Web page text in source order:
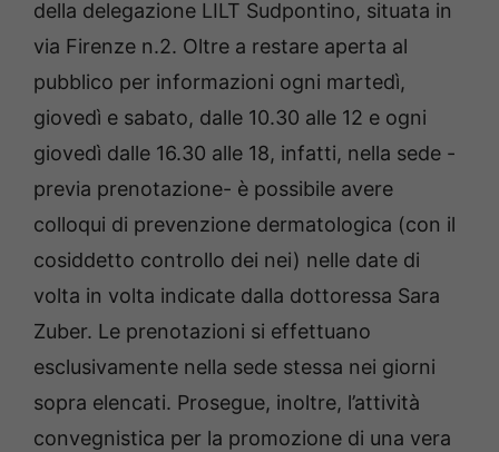
della delegazione LILT Sudpontino, situata in
via Firenze n.2. Oltre a restare aperta al
pubblico per informazioni ogni martedì,
giovedì e sabato, dalle 10.30 alle 12 e ogni
giovedì dalle 16.30 alle 18, infatti, nella sede -
previa prenotazione- è possibile avere
colloqui di prevenzione dermatologica (con il
cosiddetto controllo dei nei) nelle date di
volta in volta indicate dalla dottoressa Sara
Zuber. Le prenotazioni si effettuano
esclusivamente nella sede stessa nei giorni
sopra elencati. Prosegue, inoltre, l’attività
convegnistica per la promozione di una vera